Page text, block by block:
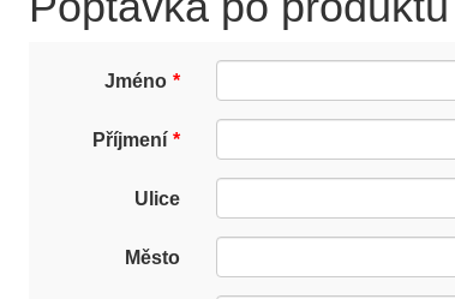
Jméno
Příjmení
Ulice
Město